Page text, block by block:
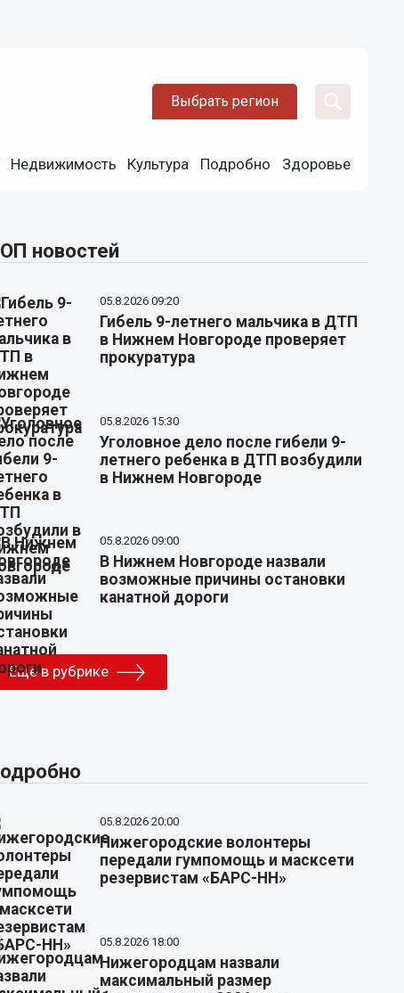
Выбрать регион
Недвижимость Культура Подробно Здоровье
новостей
05.8.2026 09:20
Гибель 9-летнего мальчика в ДТП
в Нижнем Новгороде проверяет
прокуратура
05.8.2026 15:30
Уголовное дело после гибели 9-
летнего ребенка в ДТП возбудили
в Нижнем Новгороде
05.8.2026 09:00
В Нижнем Новгороде назвали
возможные причины остановки
канатной дороги
Еще в рубрике
05.8.2026 20:00
Нижегородские волонтеры
передали гумпомощь и масксети
резервистам «БАРС-НН»
05.8.2026 18:00
Нижегородцам назвали
максимальный размер